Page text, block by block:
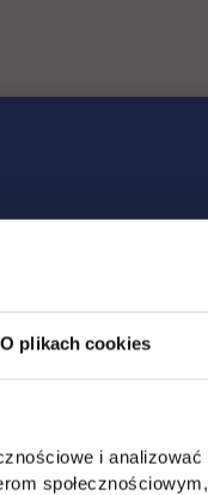
O plikach cookies
i analizować
społecznościowym,